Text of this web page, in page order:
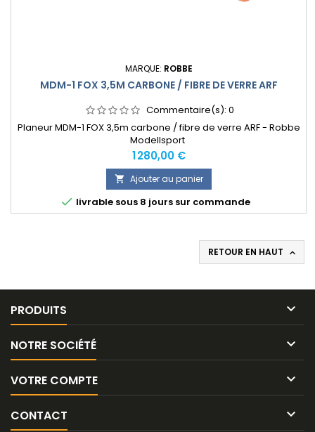
MARQUE: ROBBE
MDM-1 FOX 3,5M CARBONE / FIBRE DE VERRE ARF
Commentaire(s): 0
Planeur MDM-1 FOX 3,5m carbone / fibre de verre ARF - Robbe
Modellsport
Prix
1 280,00 €
 Ajouter au panier
 livrable sous 8 jours sur commande
RETOUR EN HAUT 
PRODUITS 
NOTRE SOCIÉTÉ 
VOTRE COMPTE 
CONTACT 